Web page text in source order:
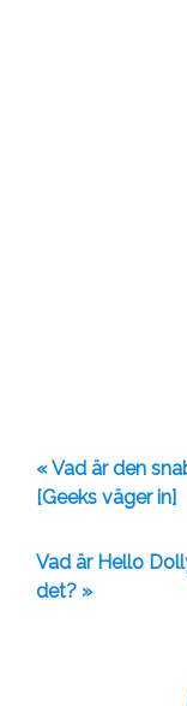
« Vad är den
[Geeks väger in]
Vad är Hello
det? »